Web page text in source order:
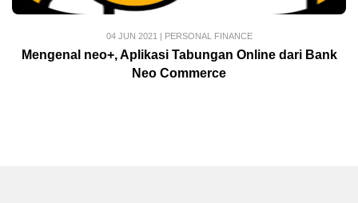
04 JUN 2021 | PERSONAL FINANCE
Mengenal neo+, Aplikasi Tabungan Online dari Bank
Neo Commerce